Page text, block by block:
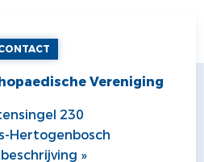
Vereniging
230
Hertogenbosch
»